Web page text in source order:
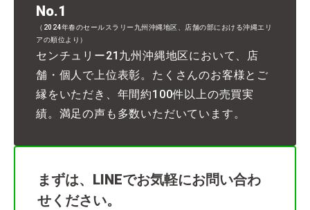
No.1
（2024年春のセールスラリー九州沖縄地区、店舗の部における沖縄エリ
アの順位より）
センチュリー21九州沖縄地区において、店
舗・個人で上位表彰。たくさんのお客様とご
縁をいただき、年間約100件以上の売買実
績。満足の声も多数いただいています。
まずは、LINEでお気軽にお問い合わ
せください。